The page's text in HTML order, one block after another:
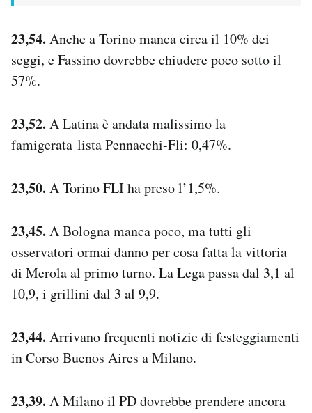
23,54. Anche a Torino manca circa il 10% dei
seggi, e Fassino dovrebbe chiudere poco sotto il
57%.
23,52. A Latina è andata malissimo la
famigerata lista Pennacchi-Fli: 0,47%.
23,50. A Torino FLI ha preso l’1,5%.
23,45. A Bologna manca poco, ma tutti gli
osservatori ormai danno per cosa fatta la vittoria
di Merola al primo turno. La Lega passa dal 3,1 al
10,9, i grillini dal 3 al 9,9.
23,44. Arrivano frequenti notizie di festeggiamenti
in Corso Buenos Aires a Milano.
23,39. A Milano il PD dovrebbe prendere ancora